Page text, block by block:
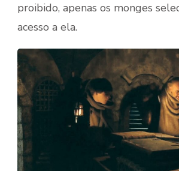
proibido, apenas os monges
acesso a ela.